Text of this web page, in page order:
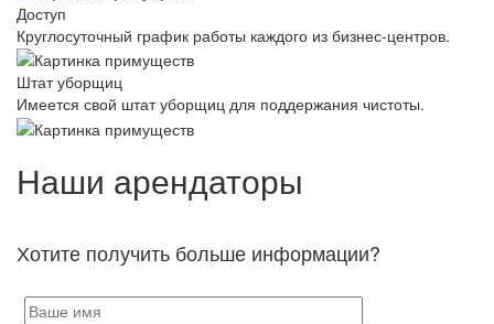
Доступ
Круглосуточный график работы каждого из бизнес-центров.
Штат уборщиц
Имеется свой штат уборщиц для поддержания чистоты.
Наши арендаторы
Хотите получить больше информации?